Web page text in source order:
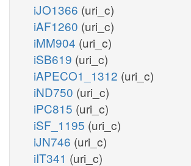
iJO1366 (uri_c)
iAF1260 (uri_c)
iMM904 (uri_c)
iSB619 (uri_c)
iAPECO1_1312 (uri_c)
iND750 (uri_c)
iPC815 (uri_c)
iSF_1195 (uri_c)
iJN746 (uri_c)
iIT341 (uri_c)